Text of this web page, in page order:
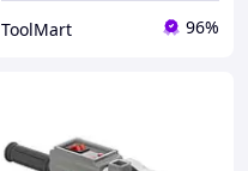
ToolMart 96%